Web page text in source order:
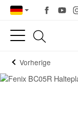
Vorherige